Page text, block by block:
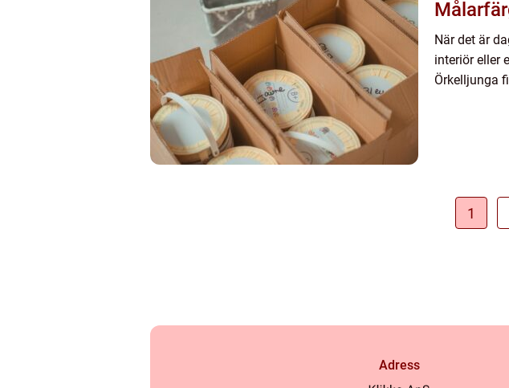
När det är
interiör eller
Örkelljunga
1
Adress